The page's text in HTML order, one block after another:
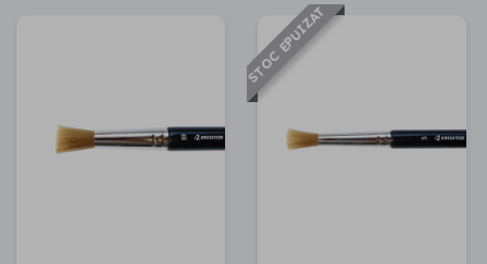
STOC EPUIZAT